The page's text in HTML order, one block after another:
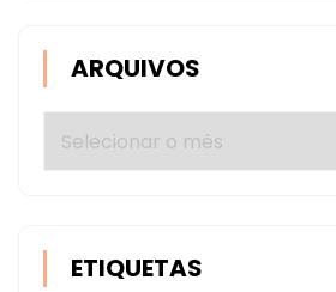
ARQUIVOS
Arquivos
ETIQUETAS